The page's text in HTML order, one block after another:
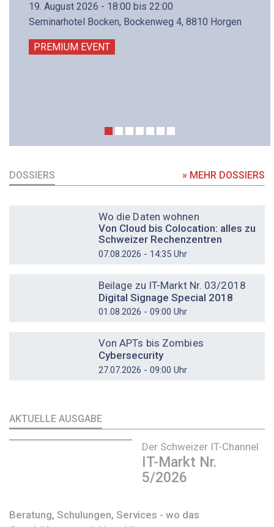
19. August 2026 - 18:00 bis 22:00
Seminarhotel Bocken, Bockenweg 4, 8810 Horgen
PREMIUM EVENT
DOSSIERS » MEHR DOSSIERS
Wo die Daten wohnen
Von Cloud bis Colocation: alles zu
Schweizer Rechenzentren
07.08.2026 - 14:35 Uhr
Beilage zu IT-Markt Nr. 03/2018
Digital Signage Special 2018
01.08.2026 - 09:00 Uhr
Von APTs bis Zombies
Cybersecurity
27.07.2026 - 09:00 Uhr
AKTUELLE AUSGABE
Der Schweizer IT-Channel
IT-Markt Nr.
5/2026
Beratung, Schulungen, Services - wo das